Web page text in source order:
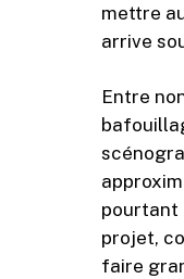
mettre
arrive
Entre
pourtant
projet,
faire